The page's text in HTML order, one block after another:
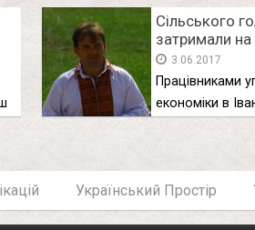
Сільського
затримали на
доларів (фото)
3.06.2017
Працівниками
економіки в
Український Простір